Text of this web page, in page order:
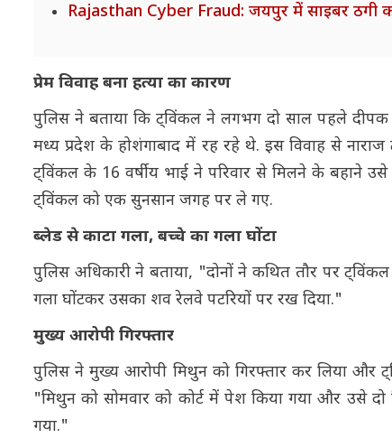
Rajasthan Cyber Fraud: जयपुर में साइबर ठगी
प्रेम विवाह बना हत्या का कारण
पुलिस ने बताया कि ट्विंकल ने लगभग दो साल पहले दीपक
मध्य प्रदेश के होशंगाबाद में रह रहे थे. इस विवाह से
ट्विंकल के 16 वर्षीय भाई ने परिवार से मिलने के बहाने
ट्विंकल को एक सुनसान जगह पर ले गए.
ब्लेड से काटा गला, बच्चे का गला घोंटा
पुलिस अधिकारी ने बताया, "दोनों ने कथित तौर पर
गला घोंटकर उसका शव रेलवे पटरियों पर रख दिया."
मुख्य आरोपी गिरफ्तार
पुलिस ने मुख्य आरोपी मिथुन को गिरफ्तार कर लिया और
"मिथुन को सोमवार को कोर्ट में पेश किया गया और उसे
गया."